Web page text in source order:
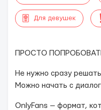
Для девушек
ПРОСТО
Не нужно сразу
Можно начать с
OnlyFans — формат,